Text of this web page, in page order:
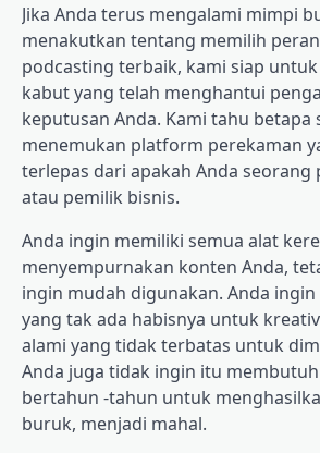
Jika Anda terus mengalami mimpi
menakutkan tentang memilih
podcasting terbaik, kami siap
kabut yang telah menghantui
keputusan Anda. Kami tahu betapa
menemukan platform perekaman
terlepas dari apakah Anda seorang
atau pemilik bisnis.
Anda ingin memiliki semua alat
menyempurnakan konten Anda,
ingin mudah digunakan. Anda
yang tak ada habisnya untuk
alami yang tidak terbatas untuk
Anda juga tidak ingin itu
bertahun -tahun untuk
buruk, menjadi mahal.